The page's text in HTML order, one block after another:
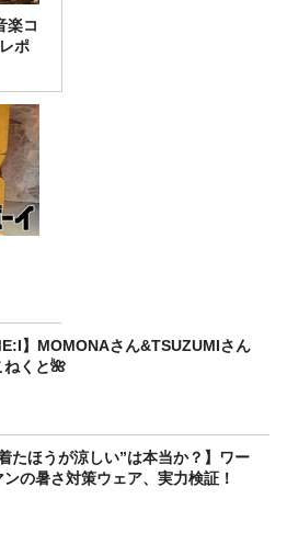
楽コ
ポ
】MOMONAさん&TSUZUMIさん
ねくと🌺
着たほうが涼しい”は本当か？】ワー
ンの暑さ対策ウェア、実力検証！